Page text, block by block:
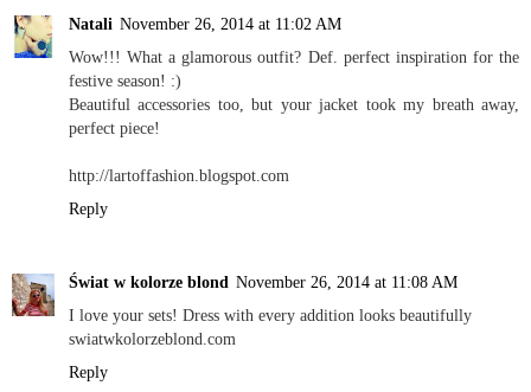
Natali November 26, 2014 at 11:02 AM
Wow!!! What a glamorous outfit? Def. perfect inspiration for the
festive season! :)
Beautiful accessories too, but your jacket took my breath away,
perfect piece!
http://lartoffashion.blogspot.com
Reply
Świat w kolorze blond November 26, 2014 at 11:08 AM
I love your sets! Dress with every addition looks beautifully
swiatwkolorzeblond.com
Reply